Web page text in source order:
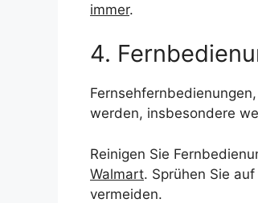
immer.
4.
werden, insbesondere
Reinigen Sie
Walmart. Sprühen Sie
vermeiden.